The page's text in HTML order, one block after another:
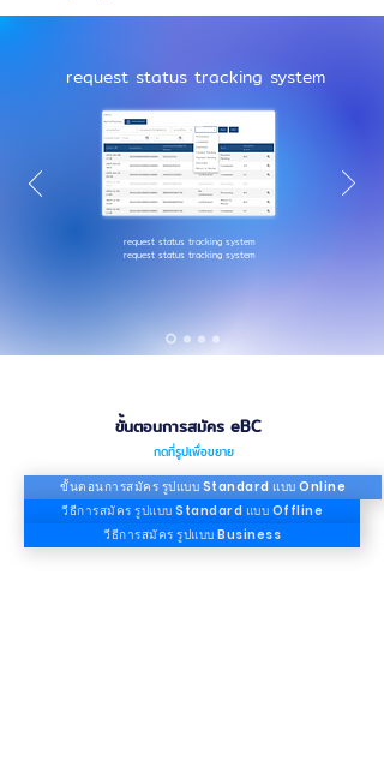
request status tracking system
request status tracking system
request status tracking system
ขั้นตอนการสมัคร eBC
กดที่รูปเพื่อขยาย
ขั้นตอนการสมัคร รูปแบบ Standard แบบ Online
วีธีการสมัคร รูปแบบ Standard แบบ Offline
วีธีการสมัคร รูปแบบ Business